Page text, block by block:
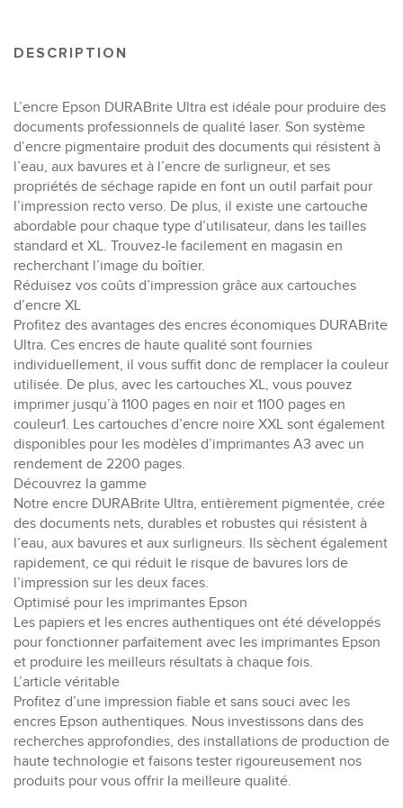
DESCRIPTION
L’encre Epson DURABrite Ultra est idéale pour produire des
documents professionnels de qualité laser. Son système
d’encre pigmentaire produit des documents qui résistent à
l’eau, aux bavures et à l’encre de surligneur, et ses
propriétés de séchage rapide en font un outil parfait pour
l’impression recto verso. De plus, il existe une cartouche
abordable pour chaque type d’utilisateur, dans les tailles
standard et XL. Trouvez-le facilement en magasin en
recherchant l’image du boîtier.
Réduisez vos coûts d’impression grâce aux cartouches
d’encre XL
Profitez des avantages des encres économiques DURABrite
Ultra. Ces encres de haute qualité sont fournies
individuellement, il vous suffit donc de remplacer la couleur
utilisée. De plus, avec les cartouches XL, vous pouvez
imprimer jusqu’à 1100 pages en noir et 1100 pages en
couleur1. Les cartouches d’encre noire XXL sont également
disponibles pour les modèles d’imprimantes A3 avec un
rendement de 2200 pages.
Découvrez la gamme
Notre encre DURABrite Ultra, entièrement pigmentée, crée
des documents nets, durables et robustes qui résistent à
l’eau, aux bavures et aux surligneurs. Ils sèchent également
rapidement, ce qui réduit le risque de bavures lors de
l’impression sur les deux faces.
Optimisé pour les imprimantes Epson
Les papiers et les encres authentiques ont été développés
pour fonctionner parfaitement avec les imprimantes Epson
et produire les meilleurs résultats à chaque fois.
L’article véritable
Profitez d’une impression fiable et sans souci avec les
encres Epson authentiques. Nous investissons dans des
recherches approfondies, des installations de production de
haute technologie et faisons tester rigoureusement nos
produits pour vous offrir la meilleure qualité.